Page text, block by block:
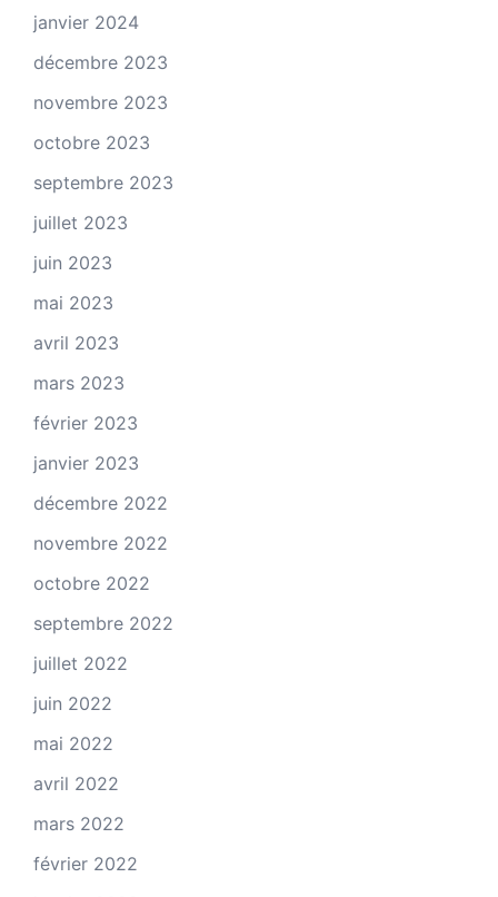
janvier 2024
décembre 2023
novembre 2023
octobre 2023
septembre 2023
juillet 2023
juin 2023
mai 2023
avril 2023
mars 2023
février 2023
janvier 2023
décembre 2022
novembre 2022
octobre 2022
septembre 2022
juillet 2022
juin 2022
mai 2022
avril 2022
mars 2022
février 2022